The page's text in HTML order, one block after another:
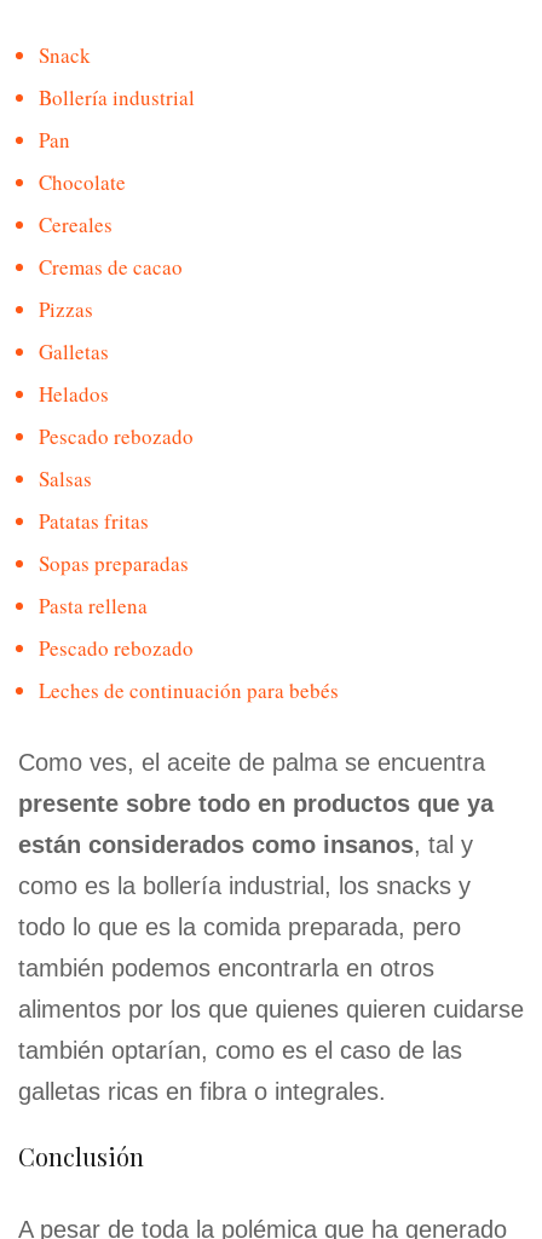
Snack
Bollería industrial
Pan
Chocolate
Cereales
Cremas de cacao
Pizzas
Galletas
Helados
Pescado rebozado
Salsas
Patatas fritas
Sopas preparadas
Pasta rellena
Pescado rebozado
Leches de continuación para bebés
Como ves, el aceite de palma se encuentra
presente sobre todo en productos que ya
están considerados como insanos, tal y
como es la bollería industrial, los snacks y
todo lo que es la comida preparada, pero
también podemos encontrarla en otros
alimentos por los que quienes quieren cuidarse
también optarían, como es el caso de las
galletas ricas en fibra o integrales.
Conclusión
A pesar de toda la polémica que ha generado